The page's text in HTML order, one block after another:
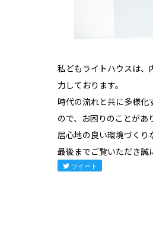
私どもライトハウスは、
力しております。
時代の流れと共に多様化
ので、お困りのことがあ
居心地の良い環境づくり
最後までご覧いただき誠
ツイート